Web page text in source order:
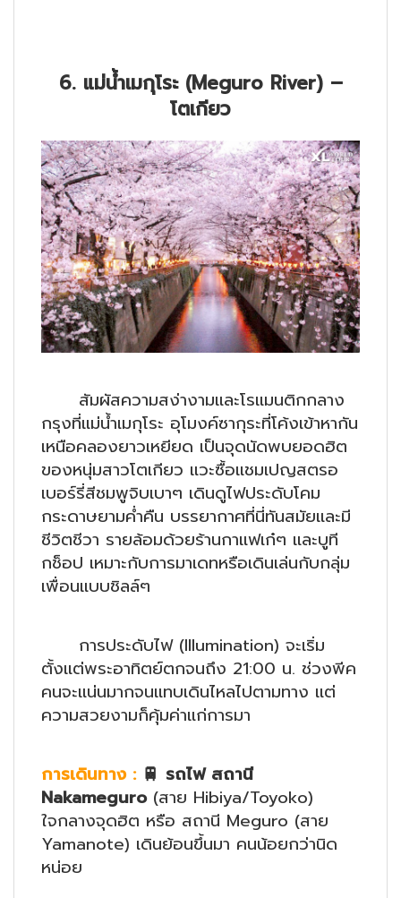
6. แม่น้ำเมกุโระ (Meguro River) –
โตเกียว
สัมผัสความสง่างามและโรแมนติกกลาง
กรุงที่แม่น้ำเมกุโระ อุโมงค์ซากุระที่โค้งเข้าหากัน
เหนือคลองยาวเหยียด เป็นจุดนัดพบยอดฮิต
ของหนุ่มสาวโตเกียว แวะซื้อแชมเปญสตรอ
เบอร์รี่สีชมพูจิบเบาๆ เดินดูไฟประดับโคม
กระดาษยามค่ำคืน บรรยากาศที่นี่ทันสมัยและมี
ชีวิตชีวา รายล้อมด้วยร้านกาแฟเก๋ๆ และบูที
กช็อป เหมาะกับการมาเดทหรือเดินเล่นกับกลุ่ม
เพื่อนแบบชิลล์ๆ
การประดับไฟ (Illumination) จะเริ่ม
ตั้งแต่พระอาทิตย์ตกจนถึง 21:00 น. ช่วงพีค
คนจะแน่นมากจนแทบเดินไหลไปตามทาง แต่
ความสวยงามก็คุ้มค่าแก่การมา
การเดินทาง : 🚆 รถไฟ สถานี
Nakameguro(สาย Hibiya/Toyoko)
ใจกลางจุดฮิต หรือ สถานี Meguro (สาย
Yamanote) เดินย้อนขึ้นมา คนน้อยกว่านิด
หน่อย